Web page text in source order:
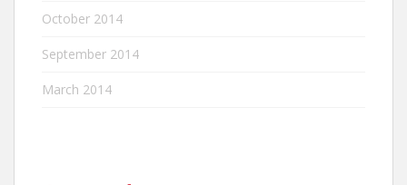
October 2014
September 2014
March 2014